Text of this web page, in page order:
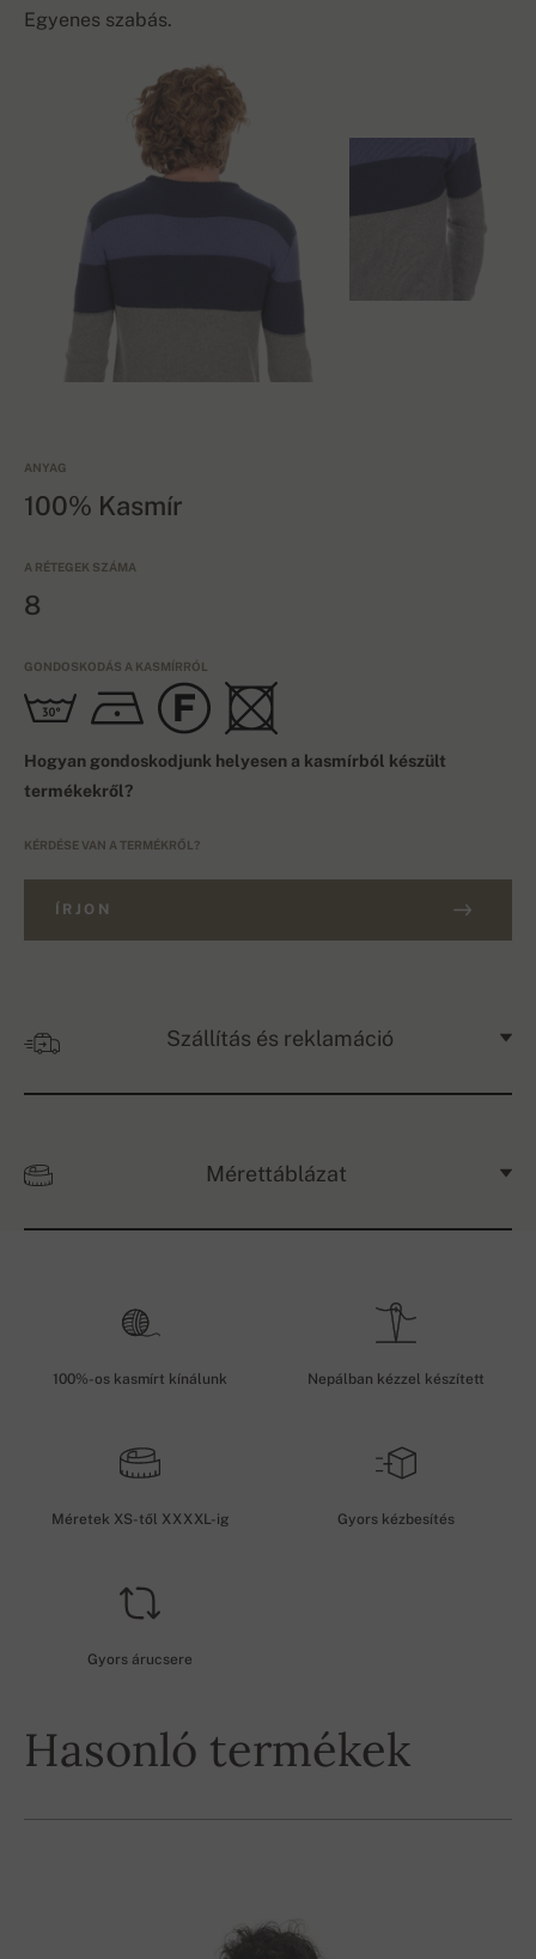
Egyenes szabás.
ANYAG
100% Kasmír
A RÉTEGEK SZÁMA
8
GONDOSKODÁS A KASMÍRRÓL
Hogyan gondoskodjunk helyesen a kasmírból készült
termékekről?
KÉRDÉSE VAN A TERMÉKRŐL?
ÍRJON
Szállítás és reklamáció
Mérettáblázat
100%-os kasmírt kínálunk Nepálban kézzel készített
Méretek XS-től XXXXL-ig Gyors kézbesítés
Gyors árucsere
Hasonló termékek